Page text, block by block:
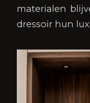
materialen
dressoir hun